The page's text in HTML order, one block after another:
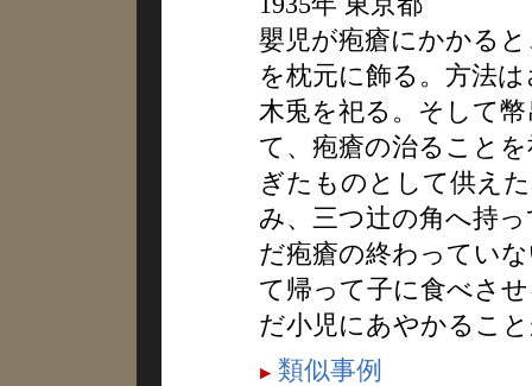
嬰児が疱瘡にかかる
を枕元に飾る。方法
木兎を祀る。そして
て、疱瘡の治ること
ぎたものとして供え
み、三つ辻の角へ持
だ疱瘡の終わってい
て帰って子に食べさ
だ小児にあやかるこ
類似事例